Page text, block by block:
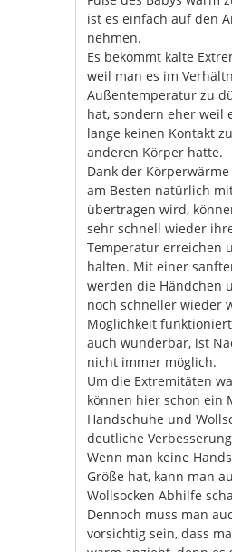
ist es einfach auf den
nehmen.
Es bekommt kalte
weil man es im
Außentemperatur zu
hat, sondern eher weil
lange keinen Kontakt
anderen Körper hatte.
Dank der
am Besten natürlich
übertragen wird,
sehr schnell wieder
Temperatur erreichen
halten. Mit einer
werden die Händchen
noch schneller wieder
Möglichkeit
auch wunderbar, ist
nicht immer möglich.
Um die Extremitäten
können hier schon ein
Handschuhe und
deutliche
Wenn man keine
Größe hat, kann man
Wollsocken Abhilfe
Dennoch muss man
vorsichtig sein, dass